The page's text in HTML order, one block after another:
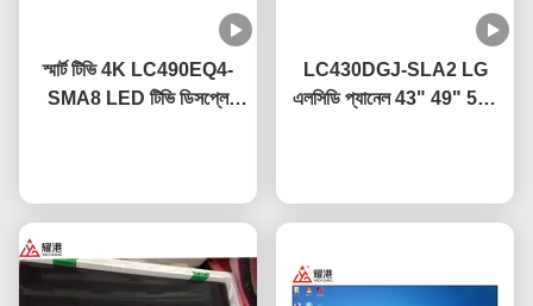
স্মার্ট টিভি 4K LC490EQ4-
SMA8 LED টিভি ডিসপ্লে
LC430DGJ-SLA2 LG
এলসিডি প্যানেল 43" 49" 55"